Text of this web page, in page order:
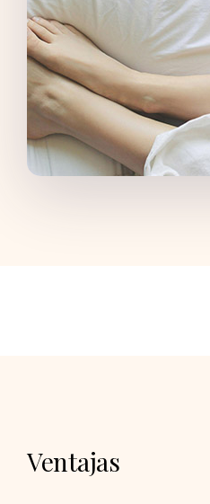
Ventajas